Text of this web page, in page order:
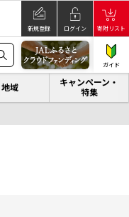
新規登録 ログイン 寄附リスト
ガイド
地域
キャンペーン・
特集